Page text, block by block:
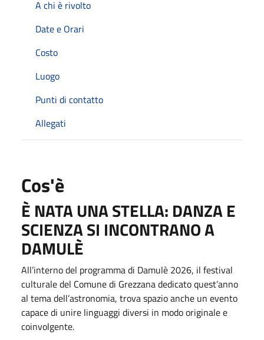
A chi è rivolto
Date e Orari
Costo
Luogo
Punti di contatto
Allegati
Cos'è
È NATA UNA STELLA: DANZA E
SCIENZA SI INCONTRANO A
DAMULÈ
All’interno del programma di Damulè 2026, il festival
culturale del Comune di Grezzana dedicato quest’anno
al tema dell’astronomia, trova spazio anche un evento
capace di unire linguaggi diversi in modo originale e
coinvolgente.